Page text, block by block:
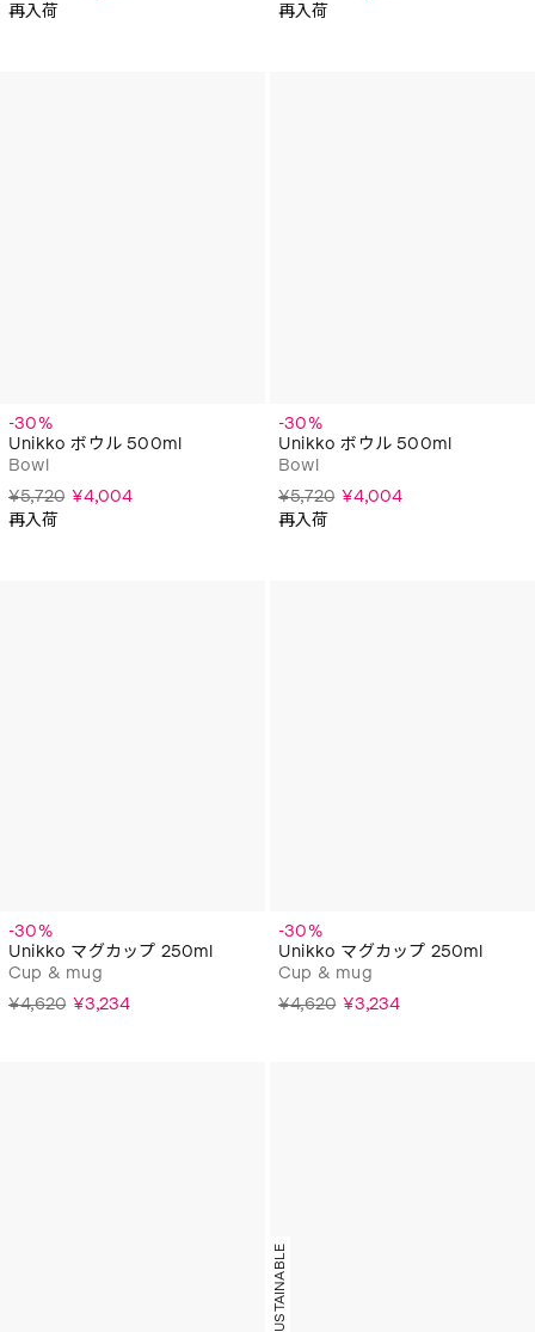
再入荷
再入荷
-30%
Unikko ボウル 500ml
Bowl
¥5,720 ¥4,004
再入荷
-30%
Unikko ボウル 500ml
Bowl
¥5,720 ¥4,004
再入荷
-30%
Unikko マグカップ 250ml
Cup & mug
¥4,620 ¥3,234
-30%
Unikko マグカップ 250ml
Cup & mug
¥4,620 ¥3,234